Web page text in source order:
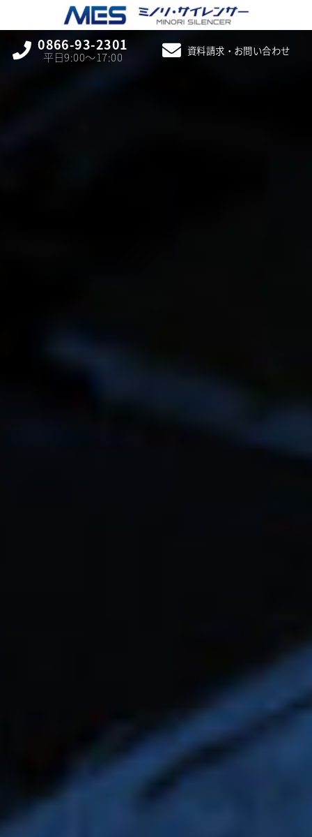
0866-93-2301
平日9:00〜17:00 資料請求・お問い合わせ